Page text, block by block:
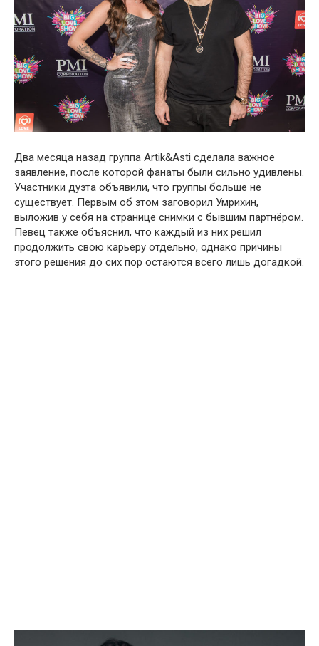
Два месяца назад группа Artik&Asti сделала важное
заявление, после которой фанаты были сильно удивлены.
Участники дуэта объявили, что группы больше не
существует. Первым об этом заговорил Умрихин,
выложив у себя на странице снимки с бывшим партнёром.
Певец также объяснил, что каждый из них решил
продолжить свою карьеру отдельно, однако причины
этого решения до сих пор остаются всего лишь догадкой.